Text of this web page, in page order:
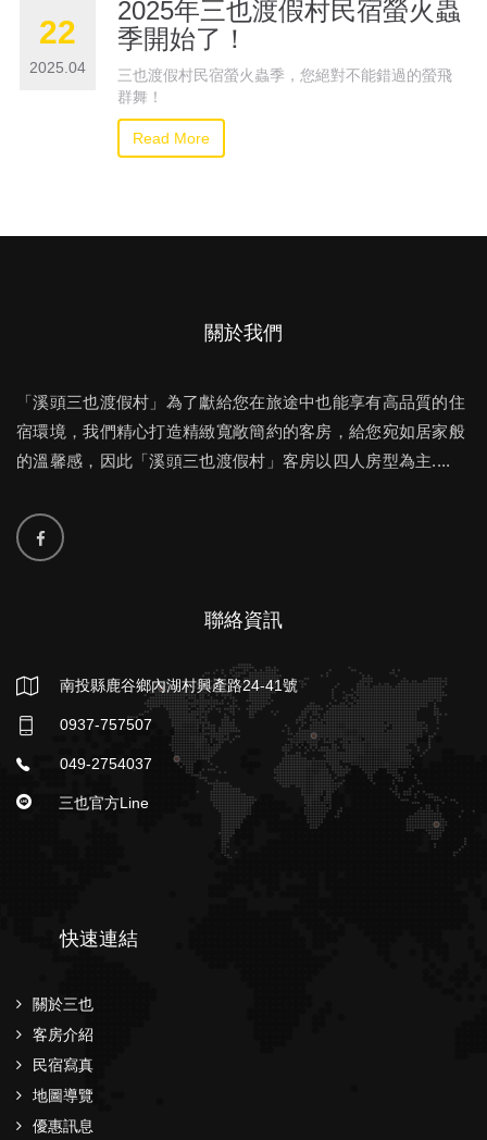
22
2025.04
2025年三也渡假村民宿螢火蟲
季開始了！
三也渡假村民宿螢火蟲季，您絕對不能錯過的螢飛
群舞！
Read More
關於我們
「溪頭三也渡假村」為了獻給您在旅途中也能享有高品質的住
宿環境，我們精心打造精緻寬敞簡約的客房，給您宛如居家般
的溫馨感，因此「溪頭三也渡假村」客房以四人房型為主....
聯絡資訊
南投縣鹿谷鄉內湖村興產路24-41號
0937-757507
049-2754037
三也官方Line
快速連結
關於三也
客房介紹
民宿寫真
地圖導覽
優惠訊息